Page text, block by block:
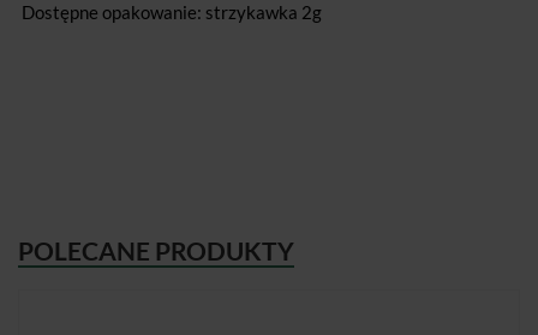
Dostępne opakowanie: strzykawka 2g
POLECANE PRODUKTY